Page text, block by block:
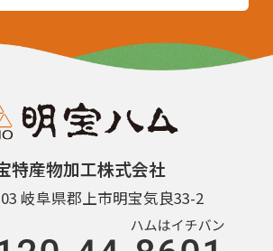
特産物加工株式会社
岐阜県郡上市明宝気良33-2